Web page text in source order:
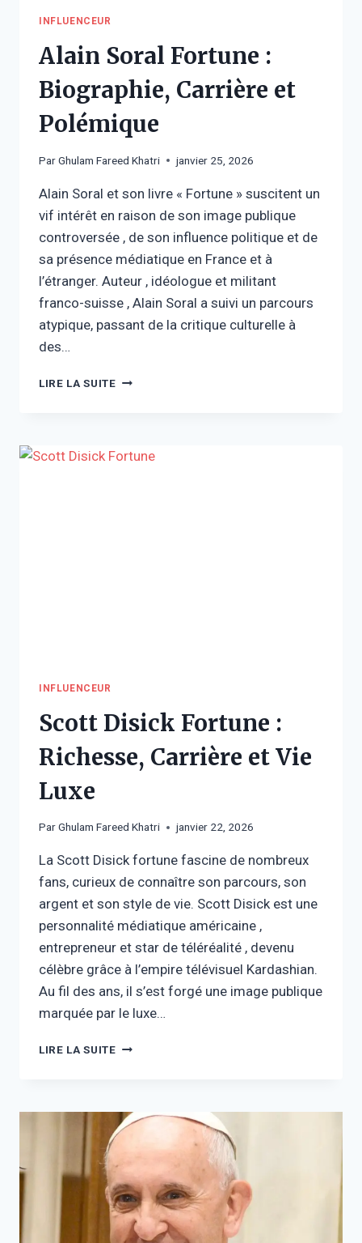
INFLUENCEUR
Alain Soral Fortune :
Biographie, Carrière et
Polémique
ParGhulam Fareed Khatri janvier 25, 2026
Alain Soral et son livre « Fortune » suscitent un
vif intérêt en raison de son image publique
controversée , de son influence politique et de
sa présence médiatique en France et à
l’étranger. Auteur , idéologue et militant
franco-suisse , Alain Soral a suivi un parcours
atypique, passant de la critique culturelle à
des…
LIRE LA SUITEALAIN
CARRIÈRE
INFLUENCEUR
Scott Disick Fortune :
Richesse, Carrière et Vie
Luxe
ParGhulam Fareed Khatri janvier 22, 2026
La Scott Disick fortune fascine de nombreux
fans, curieux de connaître son parcours, son
argent et son style de vie. Scott Disick est une
personnalité médiatique américaine ,
entrepreneur et star de téléréalité , devenu
célèbre grâce à l’empire télévisuel Kardashian.
Au fil des ans, il s’est forgé une image publique
marquée par le luxe…
LIRE LA SUITESCOTT
RICHESSE,
CARRIÈRE
VIE
LUXE